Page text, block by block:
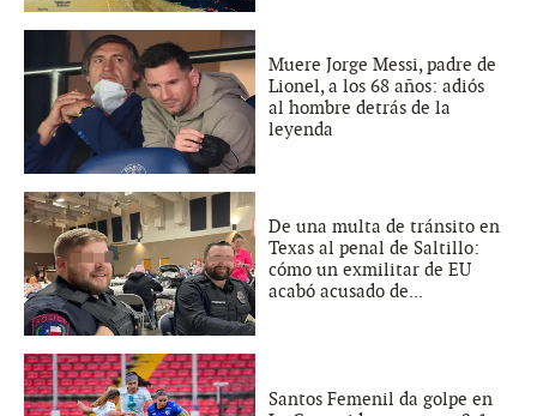
Muere Jorge Messi, padre de
Lionel, a los 68 años: adiós
al hombre detrás de la
leyenda
De una multa de tránsito en
Texas al penal de Saltillo:
cómo un exmilitar de EU
acabó acusado de...
Santos Femenil da golpe en